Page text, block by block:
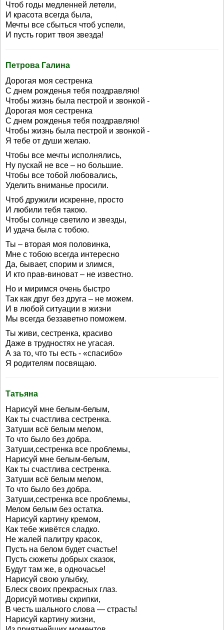
Чтоб годы медленней летели,
И красота всегда была,
Мечты все сбыться чтоб успели,
И пусть горит твоя звезда!
Петрова Галина
Дорогая моя сестренка
С днем рожденья тебя поздравляю!
Чтобы жизнь была пестрой и звонкой -
Дорогая моя сестренка
С днем рожденья тебя поздравляю!
Чтобы жизнь была пестрой и звонкой -
Я тебе от души желаю.
Чтобы все мечты исполнялись,
Ну пускай не все – но большие.
Чтобы все тобой любовались,
Уделить вниманье просили.
Чтоб дружили искренне, просто
И любили тебя такою.
Чтобы солнце светило и звезды,
И удача была с тобою.
Ты – вторая моя половинка,
Мне с тобою всегда интересно
Да, бывает, спорим и злимся,
И кто прав-виноват – не известно.
Но и миримся очень быстро
Так как друг без друга – не можем.
И в любой ситуации в жизни
Мы всегда беззаветно поможем.
Ты живи, сестренка, красиво
Даже в трудностях не угасая.
А за то, что ты есть - «спасибо»
Я родителям посвящаю.
Татьяна
Нарисуй мне белым-белым,
Как ты счастлива сестренка.
Затуши всё белым мелом,
То что было без добра.
Затуши,сестренка все проблемы,
Нарисуй мне белым-белым,
Как ты счастлива сестренка.
Затуши всё белым мелом,
То что было без добра.
Затуши,сестренка все проблемы,
Мелом белым без остатка.
Нарисуй картину кремом,
Как тебе живётся сладко.
Не жалей палитру красок,
Пусть на белом будет счастье!
Пусть сюжеты добрых сказок,
Будут там же, в одночасье!
Нарисуй свою улыбку,
Блеск своих прекрасных глаз.
Дорисуй мотивы скрипки,
В честь шального слова — страсть!
Нарисуй картину жизни,